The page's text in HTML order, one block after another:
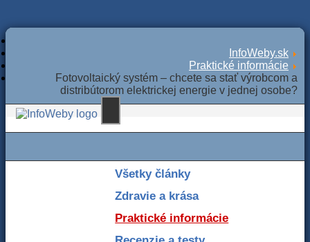
InfoWeby.sk
Praktické informácie
Fotovoltaický systém – chcete sa stať výrobcom a
distribútorom elektrickej energie v jednej osobe?
Všetky články
Zdravie a krása
Praktické informácie